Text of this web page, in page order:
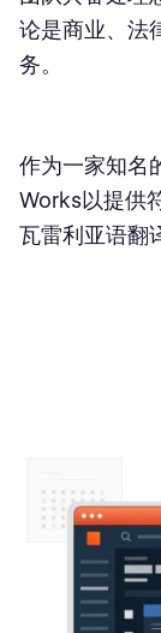
论是商业、法
务。
作为一家知名
Works以提供
瓦雷利亚语翻